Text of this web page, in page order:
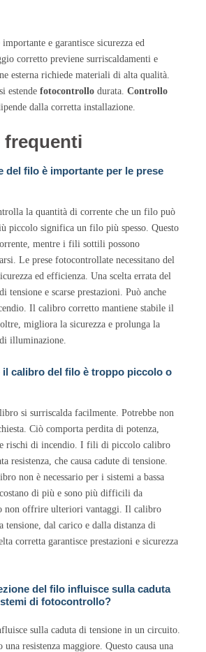
e garantisce sicurezza ed
corretto previene surriscaldamenti e
esterna richiede materiali di alta qualità.
estende fotocontrollo durata. Controllo
dalla corretta installazione.
frequenti
del filo è importante per le prese
la quantità di corrente che un filo può
piccolo significa un filo più spesso. Questo
mentre i fili sottili possono
Le prese fotocontrollate necessitano del
ed efficienza. Una scelta errata del
tensione e scarse prestazioni. Può anche
Il calibro corretto mantiene stabile il
migliora la sicurezza e prolunga la
illuminazione.
il calibro del filo è troppo piccolo o
si surriscalda facilmente. Potrebbe non
Ciò comporta perdita di potenza,
rischi di incendio. I fili di piccolo calibro
resistenza, che causa cadute di tensione.
non è necessario per i sistemi a bassa
di più e sono più difficili da
non offrire ulteriori vantaggi. Il calibro
tensione, dal carico e dalla distanza di
corretta garantisce prestazioni e sicurezza
del filo influisce sulla caduta
di fotocontrollo?
sulla caduta di tensione in un circuito.
resistenza maggiore. Questo causa una